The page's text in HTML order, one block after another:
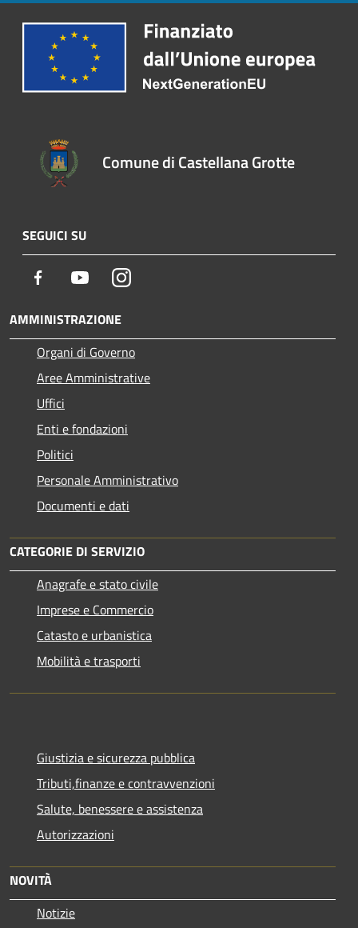
Comune di Castellana Grotte
SEGUICI SU
Facebook YoutubeInstagram
AMMINISTRAZIONE
Organi di Governo
Aree Amministrative
Uffici
Enti e fondazioni
Politici
Personale Amministrativo
Documenti e dati
CATEGORIE DI SERVIZIO
Anagrafe e stato civile
Imprese e Commercio
Catasto e urbanistica
Mobilità e trasporti
Giustizia e sicurezza pubblica
Tributi,finanze e contravvenzioni
Salute, benessere e assistenza
Autorizzazioni
NOVITÀ
Notizie